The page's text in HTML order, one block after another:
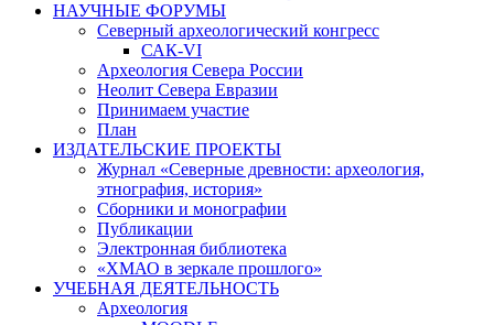
НАУЧНЫЕ ФОРУМЫ
Северный археологический конгресс
САК-VI
Археология Севера России
Неолит Севера Евразии
Принимаем участие
План
ИЗДАТЕЛЬСКИЕ ПРОЕКТЫ
Журнал «Северные древности: археология,
этнография, история»
Сборники и монографии
Публикации
Электронная библиотека
«ХМАО в зеркале прошлого»
УЧЕБНАЯ ДЕЯТЕЛЬНОСТЬ
Археология